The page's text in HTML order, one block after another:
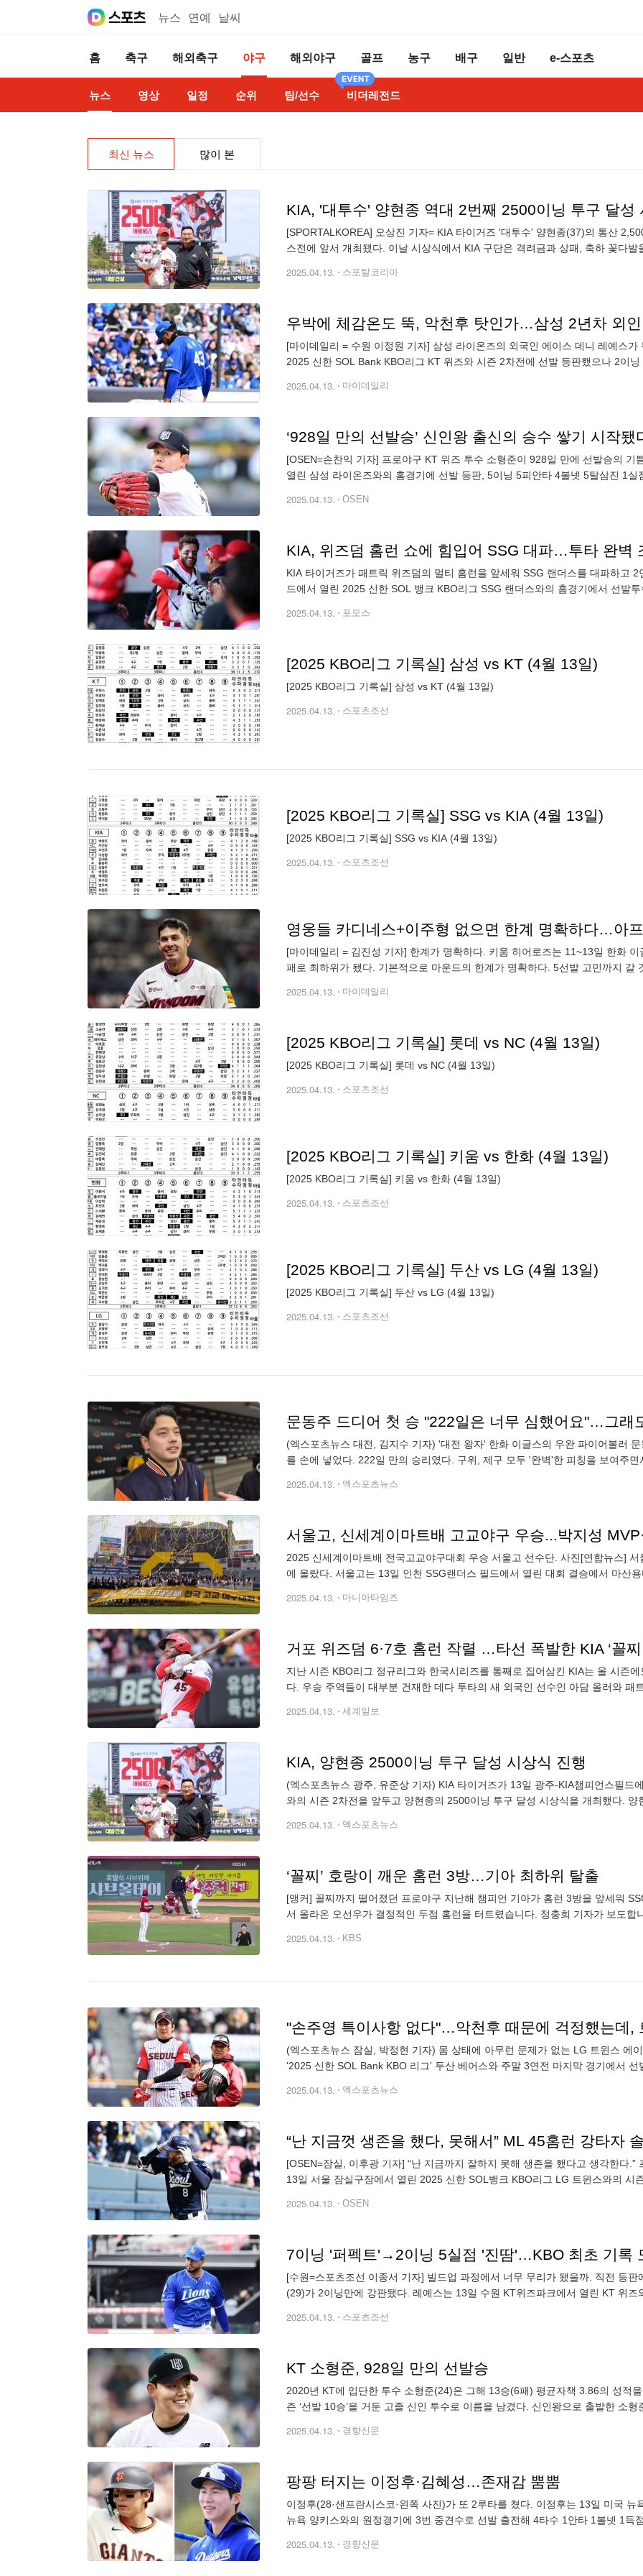
뉴스 연예 날씨
홈 축구 해외축구 야구 해외야구 골프 농구 배구 일반 e-스포츠
뉴스 영상 일정 순위 팀/선수 비더레전드
최신 뉴스 많이 본
KIA, '대투수' 양현종 역대 2번째 2500이닝 투구 달성
[SPORTALKOREA] 오상진 기자= KIA 타이거즈 '대투수' 양현종(37)의 통산
스전에 앞서 개최됐다. 이날 시상식에서 KIA 구단은 격려금과 상패, 축하 꽃다발
2025.04.13. 스포탈코리아
[마이데일리 = 수원 이정원 기자] 삼성 라이온즈의 외국인 에이스 데니 레예스
2025 신한 SOL Bank KBO리그 KT 위즈와 시즌 2차전에 선발 등판했으나 2이
2025.04.13. 마이데일리
‘928일 만의 선발승’ 신인왕 출신의 승수 쌓기 시작
[OSEN=손찬익 기자] 프로야구 KT 위즈 투수 소형준이 928일 만에 선발승의
열린 삼성 라이온즈와의 홈경기에 선발 등판, 5이닝 5피안타 4볼넷 5탈삼진 1실
2025.04.13. OSEN
KIA, 위즈덤 홈런 쇼에 힘입어 SSG 대파…투타 완벽
KIA 타이거즈가 패트릭 위즈덤의 멀티 홈런을 앞세워 SSG 랜더스를 대파하고
드에서 열린 2025 신한 SOL 뱅크 KBO리그 SSG 랜더스와의 홈경기에서 선발
2025.04.13. 포모스
[2025 KBO리그 기록실] 삼성 vs KT (4월 13일)
[2025 KBO리그 기록실] 삼성 vs KT (4월 13일)
2025.04.13. 스포츠조선
[2025 KBO리그 기록실] SSG vs KIA (4월 13일)
[2025 KBO리그 기록실] SSG vs KIA (4월 13일)
2025.04.13. 스포츠조선
[마이데일리 = 김진성 기자] 한계가 명확하다. 키움 히어로즈는 11~13일 한화
패로 최하위가 됐다. 기본적으로 마운드의 한계가 명확하다. 5선발 고민까지 갈
2025.04.13. 마이데일리
[2025 KBO리그 기록실] 롯데 vs NC (4월 13일)
[2025 KBO리그 기록실] 롯데 vs NC (4월 13일)
2025.04.13. 스포츠조선
[2025 KBO리그 기록실] 키움 vs 한화 (4월 13일)
[2025 KBO리그 기록실] 키움 vs 한화 (4월 13일)
2025.04.13. 스포츠조선
[2025 KBO리그 기록실] 두산 vs LG (4월 13일)
[2025 KBO리그 기록실] 두산 vs LG (4월 13일)
2025.04.13. 스포츠조선
(엑스포츠뉴스 대전, 김지수 기자) '대전 왕자' 한화 이글스의 우완 파이어볼러
를 손에 넣었다. 222일 만의 승리였다. 구위, 제구 모두 '완벽'한 피칭을 보여주
2025.04.13. 엑스포츠뉴스
서울고, 신세계이마트배 고교야구 우승...박지성
2025 신세계이마트배 전국고교야구대회 우승 서울고 선수단. 사진[연합뉴스]
에 올랐다. 서울고는 13일 인천 SSG랜더스 필드에서 열린 대회 결승에서 마산
2025.04.13. 마니아타임즈
거포 위즈덤 6·7호 홈런 작렬 …타선 폭발한 KIA ‘꼴찌
지난 시즌 KBO리그 정규리그와 한국시리즈를 통째로 집어삼킨 KIA는 올 시즌
다. 우승 주역들이 대부분 건재한 데다 투타의 새 외국인 선수인 아담 올러와 패
2025.04.13. 세계일보
KIA, 양현종 2500이닝 투구 달성 시상식 진행
(엑스포츠뉴스 광주, 유준상 기자) KIA 타이거즈가 13일 광주-KIA챔피언스필드
와의 시즌 2차전을 앞두고 양현종의 2500이닝 투구 달성 시상식을 개최했다.
2025.04.13. 엑스포츠뉴스
‘꼴찌’ 호랑이 깨운 홈런 3방…기아 최하위 탈출
[앵커] 꼴찌까지 떨어졌던 프로야구 지난해 챔피언 기아가 홈런 3방을 앞세워
서 올라온 오선우가 결정적인 두점 홈런을 터트렸습니다. 정충희 기자가 보도합
2025.04.13. KBS
(엑스포츠뉴스 잠실, 박정현 기자) 몸 상태에 아무런 문제가 없는 LG 트윈스 에
'2025 신한 SOL Bank KBO 리그' 두산 베어스와 주말 3연전 마지막 경기에서 선
2025.04.13. 엑스포츠뉴스
[OSEN=잠실, 이후광 기자] “난 지금까지 잘하지 못해 생존을 했다고 생각한다
13일 서울 잠실구장에서 열린 2025 신한 SOL뱅크 KBO리그 LG 트윈스와의 시
2025.04.13. OSEN
7이닝 '퍼펙트'→2이닝 5실점 '진땀'…KBO 최초 기록
[수원=스포츠조선 이종서 기자] 빌드업 과정에서 너무 무리가 됐을까. 직전 등
(29)가 2이닝만에 강판됐다. 레예스는 13일 수원 KT위즈파크에서 열린 KT 위즈
2025.04.13. 스포츠조선
KT 소형준, 928일 만의 선발승
2020년 KT에 입단한 투수 소형준(24)은 그해 13승(6패) 평균자책 3.86의 성적
즌 ‘선발 10승’을 거둔 고졸 신인 투수로 이름을 남겼다. 신인왕으로 출발한 소
2025.04.13. 경향신문
팡팡 터지는 이정후·김혜성…존재감 뿜뿜
이정후(28·샌프란시스코·왼쪽 사진)가 또 2루타를 쳤다. 이정후는 13일 미국
뉴욕 양키스와의 원정경기에 3번 중견수로 선발 출전해 4타수 1안타 1볼넷 1득
2025.04.13. 경향신문